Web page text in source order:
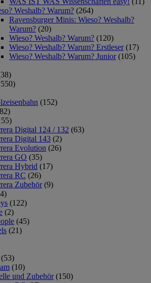
Weshalb? Warum? (264)
Ravensburger Minis: Wieso? Weshalb?
Warum? (20)
Wieso? Weshalb? Warum? (120)
Wieso? Weshalb? Warum? Erstleser (17)
Wieso? Weshalb? Warum? Junior (105)
(152)
Digital 124 / 132 (63)
Digital 143 (2)
Evolution (26)
GO (35)
Hybrid (17)
RC (26)
Zubehör (9)
(122)
(2)
(45)
(21)
(53)
(10)
und Zubehör (150)